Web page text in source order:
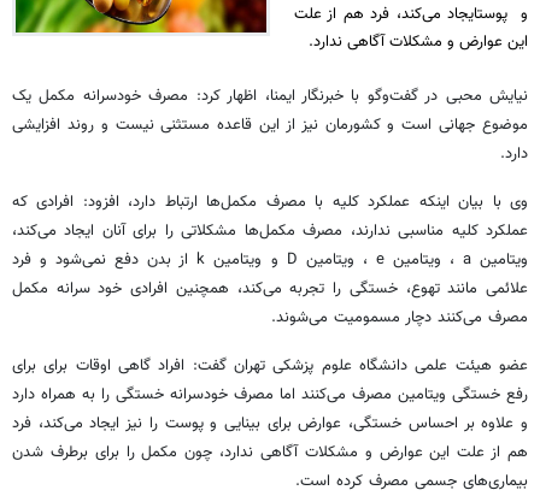
و پوستایجاد می‌کند، فرد هم از علت
این عوارض و مشکلات آگاهی ندارد.
نیایش محبی در گفت‌وگو با خبرنگار ایمنا، اظهار کرد: مصرف خودسرانه مکمل یک
موضوع جهانی است و کشورمان نیز از این قاعده مستثنی نیست و روند افزایشی
دارد.
وی با بیان اینکه عملکرد کلیه با مصرف مکمل‌ها ارتباط دارد، افزود: افرادی که
عملکرد کلیه مناسبی ندارند، مصرف مکمل‌ها مشکلاتی را برای آنان ایجاد می‌کند،
ویتامین a ، ویتامین e ، ویتامین D و ویتامین k از بدن دفع نمی‌شود و فرد
علائمی مانند تهوع، خستگی را تجربه می‌کند، همچنین افرادی خود سرانه مکمل
مصرف می‌کنند دچار مسمومیت می‌شوند.
عضو هیئت علمی دانشگاه علوم پزشکی تهران گفت: افراد گاهی اوقات برای برای
رفع خستگی ویتامین مصرف می‌کنند اما مصرف خودسرانه خستگی را به همراه دارد
و علاوه بر احساس خستگی، عوارض برای بینایی و پوست را نیز ایجاد می‌کند، فرد
هم از علت این عوارض و مشکلات آگاهی ندارد، چون مکمل را برای برطرف شدن
بیماری‌های جسمی مصرف کرده است.